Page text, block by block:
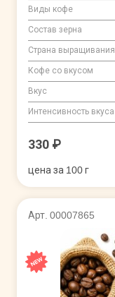
Виды кофе
Состав зерна
Страна выращивания
Кофе со вкусом
Вкус
Интенсивность вкуса
330 ₽
цена за 100 г
Арт. 00007865